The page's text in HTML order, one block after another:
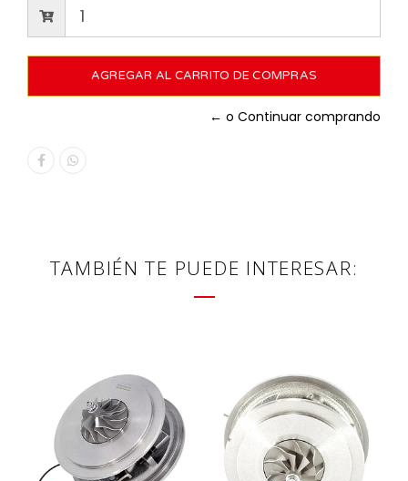
← o Continuar comprando
TAMBIÉN TE PUEDE INTERESAR: